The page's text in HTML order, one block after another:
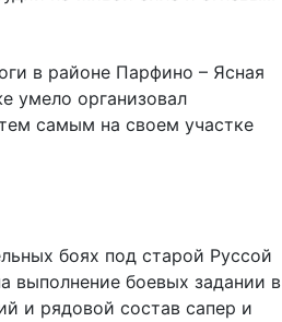
в районе Парфино – Ясная
умело организовал
самым на своем участке
боях под старой Руссой
выполнение боевых задании в
и рядовой состав сапер и